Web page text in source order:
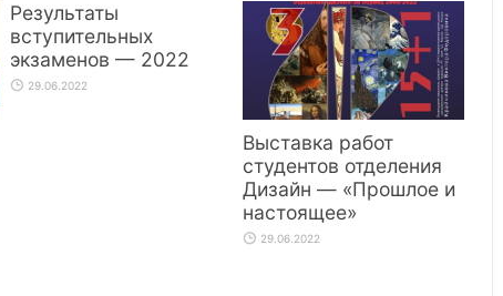
Результаты
вступительных
экзаменов — 2022
29.06.2022
Выставка работ
студентов отделения
Дизайн — «Прошлое и
настоящее»
29.06.2022